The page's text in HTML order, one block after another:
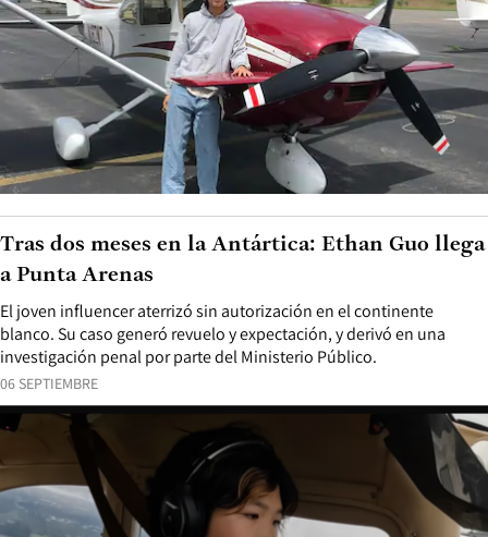
06 SEPTIEMBRE
El joven influencer aterrizó sin autorización en el continente
blanco. Su caso generó revuelo y expectación, y derivó en una
investigación penal por parte del Ministerio Público.
Tras dos meses en la Antártica: Ethan Guo llega
a Punta Arenas